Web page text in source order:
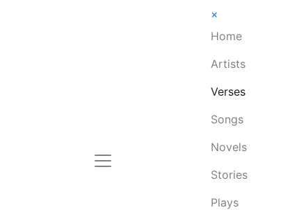
×
Home
Artists
Verses
Songs
Novels
Stories
Plays